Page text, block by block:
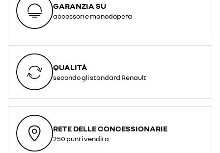
GARANZIA SU
accessori e manodopera
QUALITÀ
secondo gli standard Renault
RETE DELLE CONCESSIONARIE
250 punti vendita